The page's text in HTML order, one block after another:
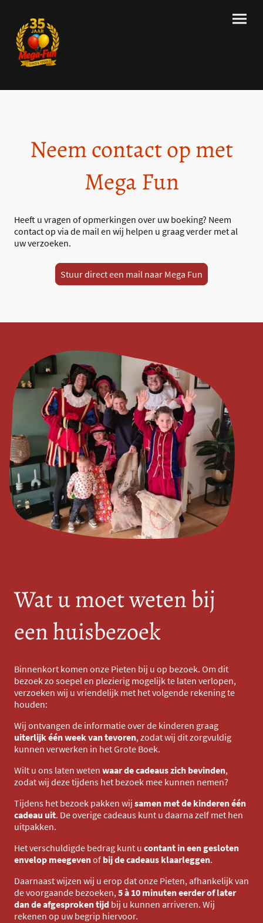
Neem contact op met
Mega Fun
Heeft u vragen of opmerkingen over uw boeking? Neem
contact op via de mail en wij helpen u graag verder met al
uw verzoeken.
Stuur direct een mail naar Mega Fun
Wat u moet weten bij
een huisbezoek
Binnenkort komen onze Pieten bij u op bezoek. Om dit
bezoek zo soepel en plezierig mogelijk te laten verlopen,
verzoeken wij u vriendelijk met het volgende rekening te
houden:
Wij ontvangen de informatie over de kinderen graag
uiterlijk één week van tevoren, zodat wij dit zorgvuldig
kunnen verwerken in het Grote Boek.
Wilt u ons laten weten waar de cadeaus zich bevinden,
zodat wij deze tijdens het bezoek mee kunnen nemen?
Tijdens het bezoek pakken wij samen met de kinderen één
cadeau uit. De overige cadeaus kunt u daarna zelf met hen
uitpakken.
Het verschuldigde bedrag kunt u contant in een gesloten
envelop meegevenof bij de cadeaus klaarleggen.
Daarnaast wijzen wij u erop dat onze Pieten, afhankelijk van
de voorgaande bezoeken,5 à 10 minuten eerder of later
dan de afgesproken tijd bij u kunnen arriveren. Wij
rekenen op uw begrip hiervoor.